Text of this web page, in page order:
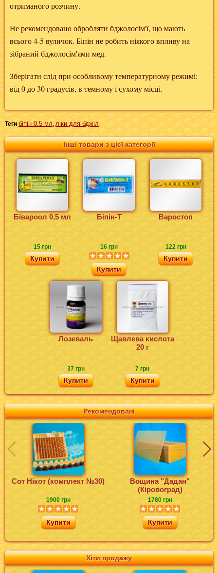
Хіти продажу
Рекомендовані
Сот Нікот (комплект №30)
1900 грн
Купити
Вощина "Дадан"
(Кіровоград)
1780 грн
Купити
отриманого розчину.
Не рекомендовано обробляти бджолосім'ї, що мають
всього 4-5 вуличок. Біпін не робить ніякого впливу на
зібраний бджолосім'ями мед.
Зберігати слід при особливому температурному режимі:
від 0 до 30 градусів, в темному і сухому місці.
Теги біпін 0.5 мл, ліки для бджіл
Інші товари з цієї категорії
Бівароол 0,5 мл
15 грн
Купити
Біпін-Т
16 грн
Купити
Варостоп
122 грн
Купити
Лозеваль
37 грн
Купити
Щавлева кислота
20 г
7 грн
Купити